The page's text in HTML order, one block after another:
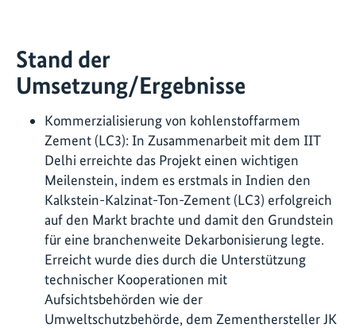
Stand der
Umsetzung/Ergebnisse
Kommerzialisierung von kohlenstoffarmem
Zement (LC3): In Zusammenarbeit mit dem IIT
Delhi erreichte das Projekt einen wichtigen
Meilenstein, indem es erstmals in Indien den
Kalkstein-Kalzinat-Ton-Zement (LC3) erfolgreich
auf den Markt brachte und damit den Grundstein
für eine branchenweite Dekarbonisierung legte.
Erreicht wurde dies durch die Unterstützung
technischer Kooperationen mit
Aufsichtsbehörden wie der
Umweltschutzbehörde, dem Zementhersteller JK